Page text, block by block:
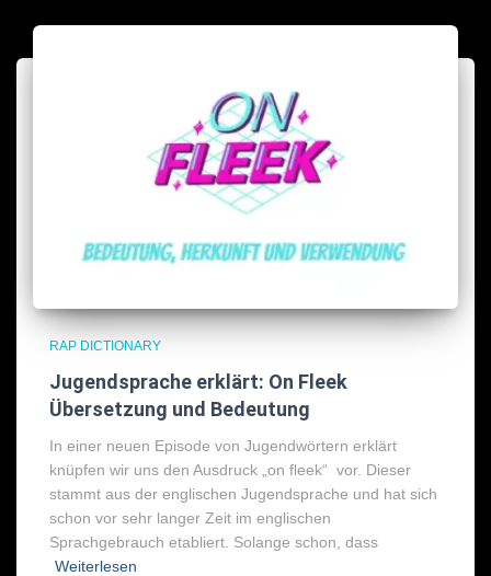
RAP DICTIONARY
Jugendsprache erklärt: On Fleek
Übersetzung und Bedeutung
In einer neuen Episode von Jugendwörtern erklärt
knüpfen wir uns den Ausdruck „on fleek“ vor. Dieser
stammt aus der englischen Jugendsprache und hat sich
schon vor sehr langer Zeit im englischen
Sprachgebrauch etabliert. Solange schon, dass
Weiterlesen